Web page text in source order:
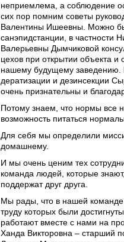
неприемлема, а соблюдение
сих пор помним советы
Валентины Ишеевны. Можно
санэпидстанции, в частности
Валерьевны Дымчиковой
цехов при открытии объекта
нашему будущему заведению.
дератизации и дезинсекции
очень признательны и
Потому знаем, что нормы все
возможность питаться
Для себя мы определили
домашнему.
И мы очень ценим тех
команда людей, которые
поддержат друг друга.
Мы рады, что в нашей
труду которых были
работают вместе с нами на
Ханда Викторовна – старший